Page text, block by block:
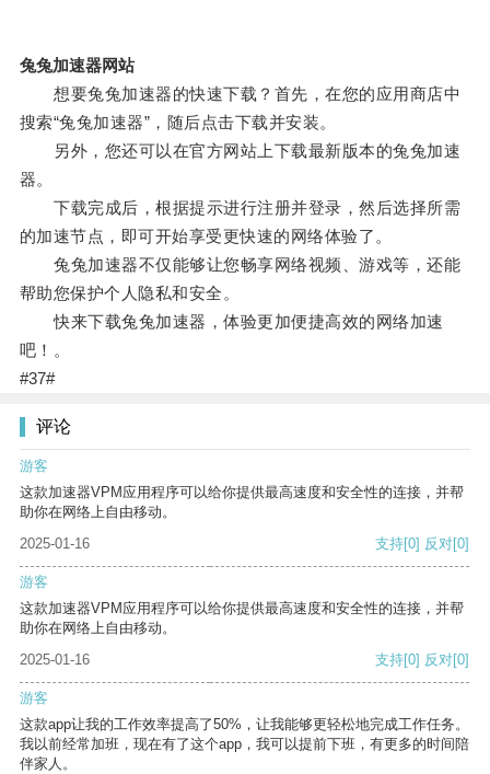
兔兔加速器网站
想要兔兔加速器的快速下载？首先，在您的应用商店中
搜索“兔兔加速器”，随后点击下载并安装。
另外，您还可以在官方网站上下载最新版本的兔兔加速
器。
下载完成后，根据提示进行注册并登录，然后选择所需
的加速节点，即可开始享受更快速的网络体验了。
兔兔加速器不仅能够让您畅享网络视频、游戏等，还能
帮助您保护个人隐私和安全。
快来下载兔兔加速器，体验更加便捷高效的网络加速
吧！。
#37#
评论
游客
这款加速器VPM应用程序可以给你提供最高速度和安全性的连接，并帮
助你在网络上自由移动。
2025-01-16
支持[0] 反对[0]
游客
这款加速器VPM应用程序可以给你提供最高速度和安全性的连接，并帮
助你在网络上自由移动。
2025-01-16
支持[0] 反对[0]
游客
这款app让我的工作效率提高了50%，让我能够更轻松地完成工作任务。
我以前经常加班，现在有了这个app，我可以提前下班，有更多的时间陪
伴家人。